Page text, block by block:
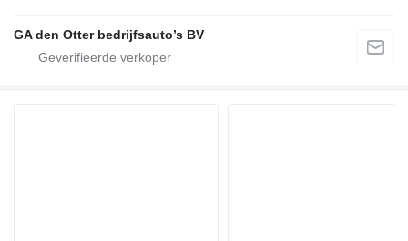
GA den Otter bedrijfsauto’s BV